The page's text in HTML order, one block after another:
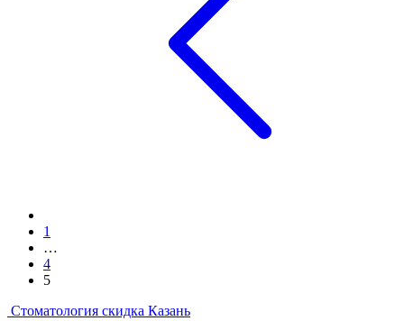
1
…
4
5
Стоматология скидка Казань